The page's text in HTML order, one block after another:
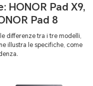
HONOR Pad X9,
Pad 8
differenze tra i tre modelli,
illustra le specifiche, come